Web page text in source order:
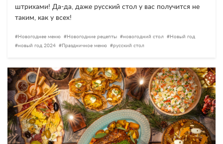
штрихами! Да-да, даже русский стол у вас получится не
таким, как у всех!
Новогоднее меню Новогодние рецепты новогодний стол
Новый год
новый год 2024
Праздничное меню русский стол